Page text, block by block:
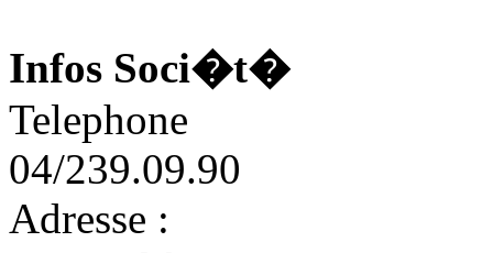
Infos Soci�t�
Telephone
04/239.09.90
Adresse :